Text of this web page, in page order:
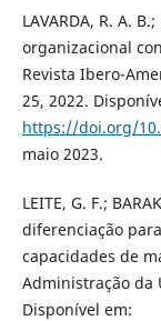
LAVARDA, R. A.
organizacional
Revista Ibero-
25, 2022.
https://doi.org/
maio 2023.
LEITE, G. F.;
diferenciação
capacidades de
Administração da
Disponível em: